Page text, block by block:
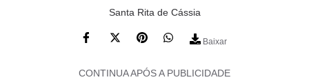
Santa Rita de Cássia
Baixar
CONTINUA APÓS A PUBLICIDADE